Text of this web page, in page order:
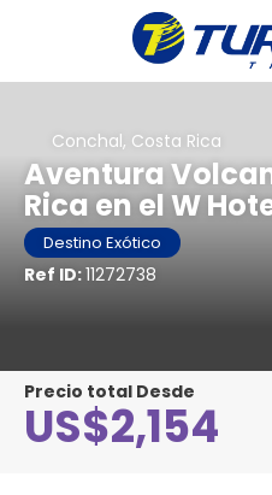
Conchal, Costa Rica
Aventura
Rica en el W
Destino Exótico
Ref ID:11272738
Precio total Desde
US$2,154